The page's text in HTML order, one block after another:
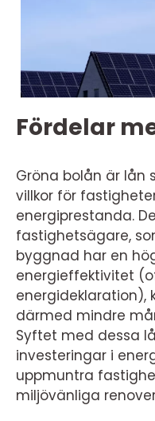
Fördelar
Gröna bolån är lån
villkor för
energiprestanda.
fastighetsägare,
byggnad har en
energieffektivitet
energideklaration),
därmed mindre
Syftet med dessa
investeringar i
uppmuntra
miljövänliga